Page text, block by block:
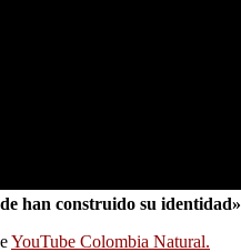
han construido su identidad»
YouTube Colombia Natural.